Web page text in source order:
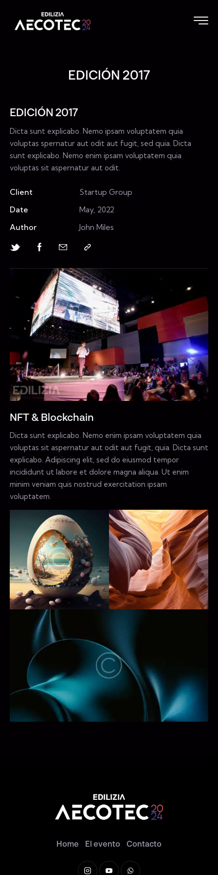
EDICIÓN 2017
NFT & Blockchain
Dicta sunt explicabo. Nemo enim ipsam voluptatem quia
voluptas sit aspernatur aut odit aut fugit, quia. Dicta sunt
explicabo. Adipiscing elit, sed do eiusmod tempor
incididunt ut labore et dolore magna aliqua. Ut enim
minim veniam quis nostrud exercitation ipsam
voluptatem.
EDICIÓN 2017
Dicta sunt explicabo. Nemo ipsam voluptatem quia
voluptas spernatur aut odit aut fugit, sed quia. Dicta
sunt explicabo. Nemo enim ipsam voluptatem quia
voluptas sit aspernatur aut odit.
Client
Startup Group
Date
May, 2022
Author
John Miles
Home El evento Contacto